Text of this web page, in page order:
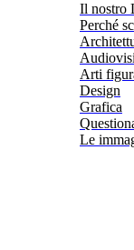
Il nostro
Perché
Arti
Design
Grafica
Le